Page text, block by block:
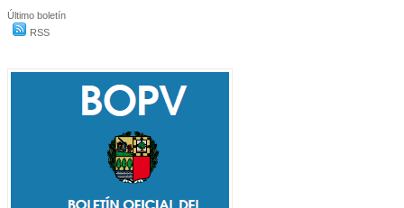
Último boletín
RSS